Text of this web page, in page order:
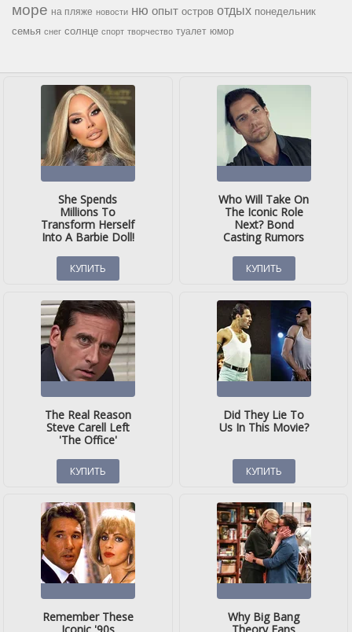
море на пляже новости ню опыт остров отдых понедельник
семья снег солнце спорт творчество туалет юмор